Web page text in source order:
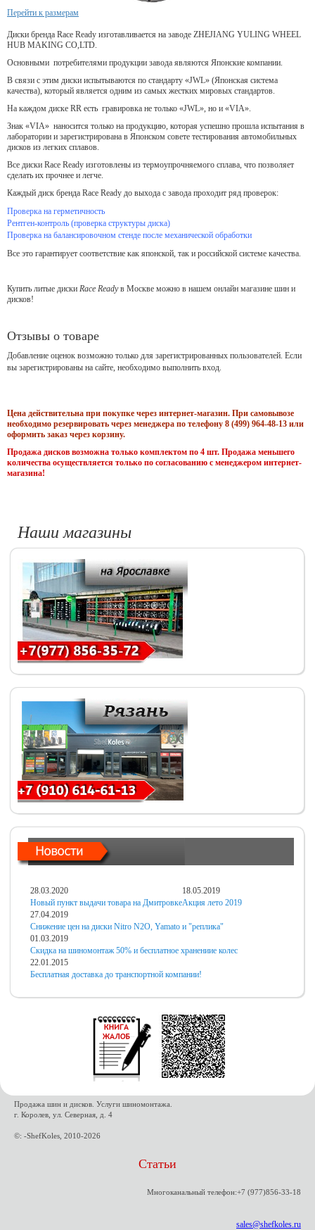
Перейти к размерам
Диски бренда Race Ready изготавливается на заводе ZHEJIANG YULING WHEEL
HUB MAKING CO,LTD.
Основными потребителями продукции завода являются Японские компании.
В связи с этим диски испытываются по стандарту «JWL» (Японская система
качества), который является одним из самых жестких мировых стандартов.
На каждом диске RR есть гравировка не только «JWL», но и «VIA».
Знак «VIA» наносится только на продукцию, которая успешно прошла испытания в
лаборатории и зарегистрирована в Японском совете тестирования автомобильных
дисков из легких сплавов.
Все диски Race Ready изготовлены из термоупрочняемого сплава, что позволяет
сделать их прочнее и легче.
Каждый диск бренда Race Ready до выхода с завода проходит ряд проверок:
Проверка на герметичность
Рентген-контроль (проверка структуры диска)
Проверка на балансировочном стенде после механической обработки
Все это гарантирует соответствие как японской, так и российской системе качества.
Купить литые диски Race Readyв Москве можно в нашем онлайн магазине шин и
дисков!
Отзывы о товаре
Добавление оценок возможно только для зарегистрированных пользователей. Если
вы зарегистрированы на сайте, необходимо выполнить вход.
Цена действительна при покупке через интернет-магазин. При самовывозе
необходимо резервировать через менеджера по телефону 8 (499) 964-48-13 или
оформить заказ через корзину.
Продажа дисков возможна только комплектом по 4 шт. Продажа меньшего
количества осуществляется только по согласованию с менеджером интернет-
магазина!
Наши магазины
28.03.2020
Новый пункт выдачи товара на Дмитровке
18.05.2019
Акция лето 2019
27.04.2019
Снижение цен на диски Nitro N2O, Yamato и "реплика"
01.03.2019
Скидка на шиномонтаж 50% и бесплатное хранениие колес
22.01.2015
Бесплатная доставка до транспортной компании!
Продажа шин и дисков. Услуги шиномонтажа.
г. Королев, ул. Северная, д. 4
©: -ShefKoles, 2010-2026
Статьи
Многоканальный телефон:+7 (977)856-33-18
sales@shefkoles.ru